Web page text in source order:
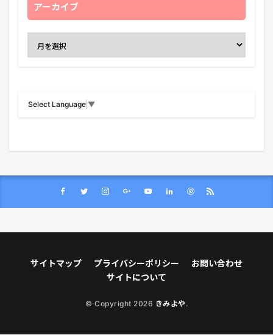
アーカイブ
Select Language ▼
サイトマップ プライバシーポリシー
お問い合わせ
サイトについて
© Copyright 2026 きみよや .